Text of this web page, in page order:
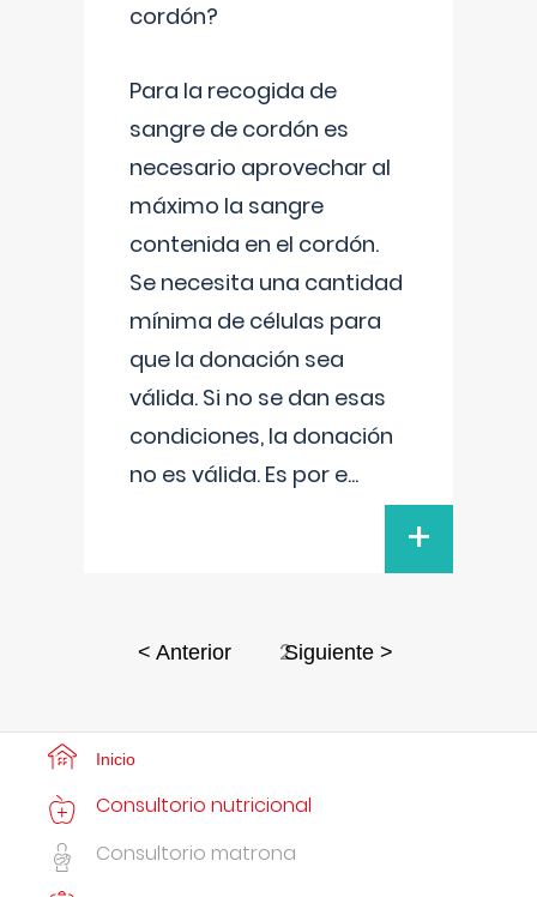
cordón?
Para la recogida de
sangre de cordón es
necesario aprovechar al
máximo la sangre
contenida en el cordón.
Se necesita una cantidad
mínima de células para
que la donación sea
válida. Si no se dan esas
condiciones, la donación
no es válida. Es por e...
+
< Anterior 2Siguiente >
Inicio
Consultorio nutricional
Consultorio matrona